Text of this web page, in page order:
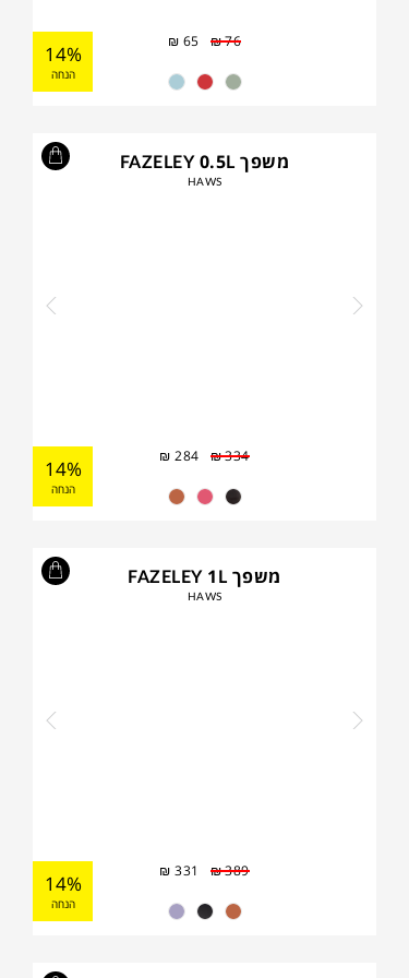
₪76
₪ 65
14%
הנחה
משפך FAZELEY 0.5L
HAWS
₪334
₪ 284
14%
הנחה
משפך FAZELEY 1L
HAWS
₪389
₪ 331
14%
הנחה